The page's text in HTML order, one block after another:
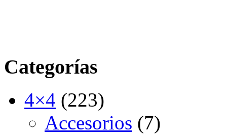
Categorías
4×4 (223)
Accesorios (7)